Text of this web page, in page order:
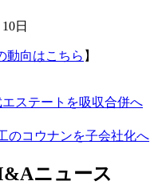
日
動向はこちら 】
ステートを吸収合併へ
のコウナンを子会社化へ
ニュース